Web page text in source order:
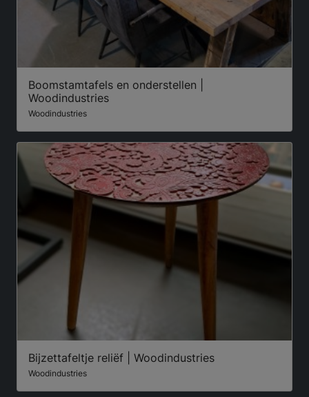
Boomstamtafels en onderstellen |
Woodindustries
Woodindustries
Bijzettafeltje reliëf | Woodindustries
Woodindustries